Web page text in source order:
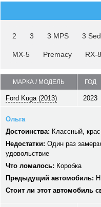
2 3 3 MPS 3
MX-5 Premacy RX-8
МАРКА / МОДЕЛЬ ГОД
Ford Kuga (2013) 2023
Ольга
Достоинства: Классный,
Недостатки: Один раз
удовольствие
Что ломалось: Коробка
Предыдущий автомобиль:
Стоит ли этот автомобиль